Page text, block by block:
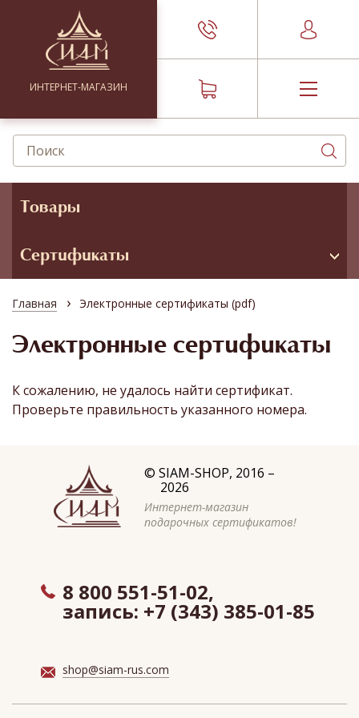
ИНТЕРНЕТ-МАГАЗИН
Товары
Сертификаты
Главная › Электронные сертификаты (pdf)
Электронные сертификаты
К сожалению, не удалось найти сертификат.
Проверьте правильность указанного номера.
© SIAM-SHOP, 2016 –
2026
Интернет-магазин
подарочных сертификатов!
8 800 551-51-02,
запись: +7 (343) 385-01-85
shop@siam-rus.com